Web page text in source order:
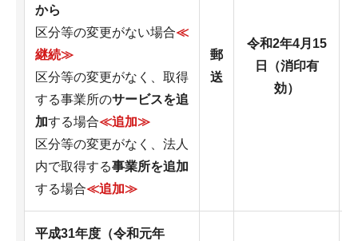
から
区分等の変更がない場合≪
継続≫
区分等の変更がなく、取得
する事業所のサービスを追
加する場合≪追加≫
区分等の変更がなく、法人
内で取得する事業所を追加
する場合≪追加≫
郵
送
令和2年4月15
日（消印有
効）
平成31年度（令和元年